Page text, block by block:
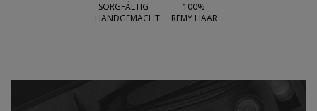
SORGFÄLTIG
HANDGEMACHT
100%
REMY HAAR